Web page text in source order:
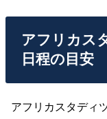
アフリカス
日程の目安
アフリカスタディ